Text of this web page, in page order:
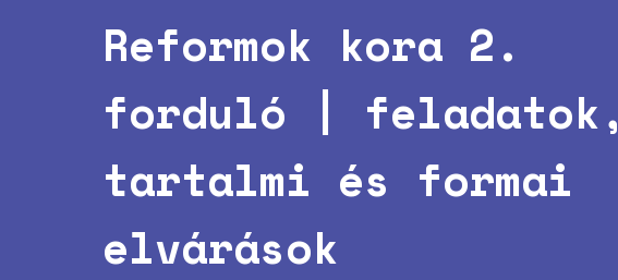
Reformok kora 2.
forduló | feladatok,
tartalmi és formai
elvárások